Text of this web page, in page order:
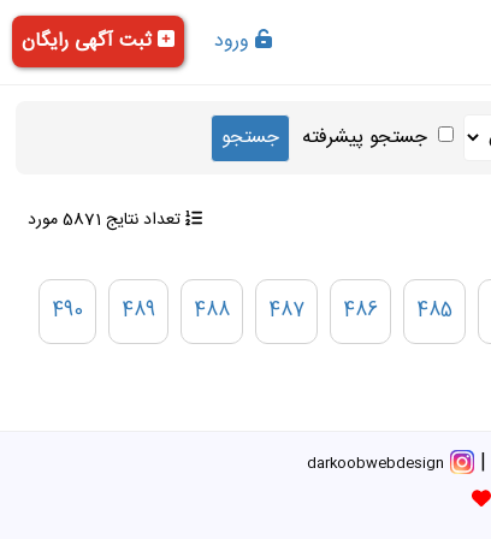
ورود ثبت آگهی رایگان
جستجو پیشرفته
تعداد نتایج 5871 مورد
485
486
487
488
489
490
|
darkoobwebdesign